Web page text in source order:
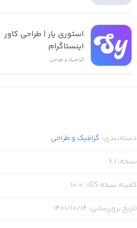
you - 50 free credits worth $1.99!
you'll receive your free credits.
Have fun!
اینستاگرام
گرافیک و طراحی
دسته‌بندی: گرافیک و طراحی
نسخه:
6.1
کمینه نسخه iOS :
10.0
تاریخ بروزرسانی: ۱۴۰۱/۱۰/۱۴